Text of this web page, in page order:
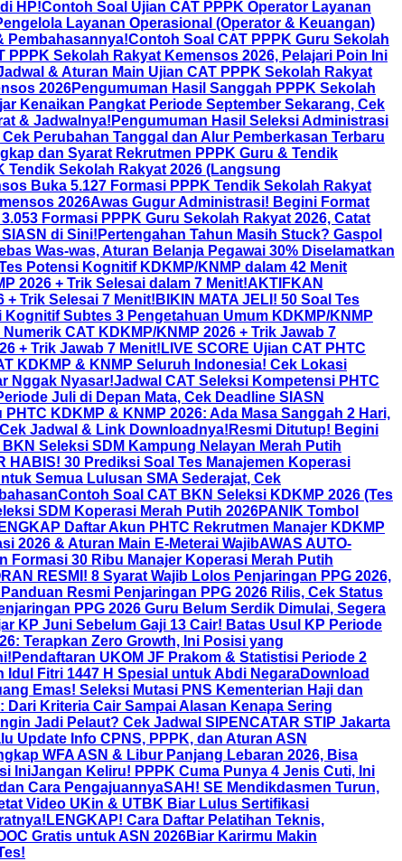
HP!Contoh Soal Ujian CAT PPPK Operator Layanan
Layanan Operasional (Operator & Keuangan)
Pembahasannya!Contoh Soal CAT PPPK Guru Sekolah
PPPK Sekolah Rakyat Kemensos 2026, Pelajari Poin Ini
& Aturan Main Ujian CAT PPPK Sekolah Rakyat
2026Pengumuman Hasil Sanggah PPPK Sekolah
Kenaikan Pangkat Periode September Sekarang, Cek
& Jadwalnya! Pengumuman Hasil Seleksi Administrasi
Perubahan Tanggal dan Alur Pemberkasan Terbaru
dan Syarat Rekrutmen PPPK Guru & Tendik
Tendik Sekolah Rakyat 2026 (Langsung
Buka 5.127 Formasi PPPK Tendik Sekolah Rakyat
2026Awas Gugur Administrasi! Begini Format
Formasi PPPK Guru Sekolah Rakyat 2026, Catat
di Sini! Pertengahan Tahun Masih Stuck? Gaspol
Was-was, Aturan Belanja Pegawai 30% Diselamatkan
Potensi Kognitif KDKMP/KNMP dalam 42 Menit
2026 + Trik Selesai dalam 7 Menit!AKTIFKAN
+ Trik Selesai 7 Menit! BIKIN MATA JELI! 50 Soal Tes
Subtes 3 Pengetahuan Umum KDKMP/KNMP
CAT KDKMP/KNMP 2026 + Trik Jawab 7
+ Trik Jawab 7 Menit! LIVE SCORE Ujian CAT PHTC
KDKMP & KNMP Seluruh Indonesia! Cek Lokasi
Nggak Nyasar!Jadwal CAT Seleksi Kompetensi PHTC
Juli di Depan Mata, Cek Deadline SIASN
PHTC KDKMP & KNMP 2026: Ada Masa Sanggah 2 Hari,
Jadwal & Link Downloadnya! Resmi Ditutup! Begini
Seleksi SDM Kampung Nelayan Merah Putih
HABIS! 30 Prediksi Soal Tes Manajemen Koperasi
Semua Lulusan SMA Sederajat, Cek
Contoh Soal CAT BKN Seleksi KDKMP 2026 (Tes
SDM Koperasi Merah Putih 2026PANIK Tombol
Daftar Akun PHTC Rekrutmen Manajer KDKMP
2026 & Aturan Main E-Meterai WajibAWAS AUTO-
Formasi 30 Ribu Manajer Koperasi Merah Putih
RESMI! 8 Syarat Wajib Lolos Penjaringan PPG 2026,
Resmi Penjaringan PPG 2026 Rilis, Cek Status
PPG 2026 Guru Belum Serdik Dimulai, Segera
KP Juni Sebelum Gaji 13 Cair! Batas Usul KP Periode
Terapkan Zero Growth, Ini Posisi yang
Pendaftaran UKOM JF Prakom & Statistisi Periode 2
Idul Fitri 1447 H Spesial untuk Abdi NegaraDownload
Emas! Seleksi Mutasi PNS Kementerian Haji dan
Dari Kriteria Cair Sampai Alasan Kenapa Sering
Jadi Pelaut? Cek Jadwal SIPENCATAR STIP Jakarta
Update Info CPNS, PPPK, dan Aturan ASN
WFA ASN & Libur Panjang Lebaran 2026, Bisa
IniJangan Keliru! PPPK Cuma Punya 4 Jenis Cuti, Ini
Cara PengajuannyaSAH! SE Mendikdasmen Turun,
Video UKin & UTBK Biar Lulus Sertifikasi
LENGKAP! Cara Daftar Pelatihan Teknis,
Gratis untuk ASN 2026Biar Karirmu Makin